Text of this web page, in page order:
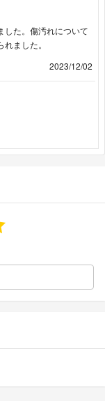
した。傷汚れについて
ました。
2023/12/02